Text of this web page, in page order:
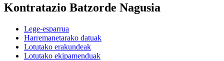
Kontratazio Batzorde Nagusia
Lege-esparrua
Harremanetarako datuak
Lotutako erakundeak
Lotutako ekipamenduak